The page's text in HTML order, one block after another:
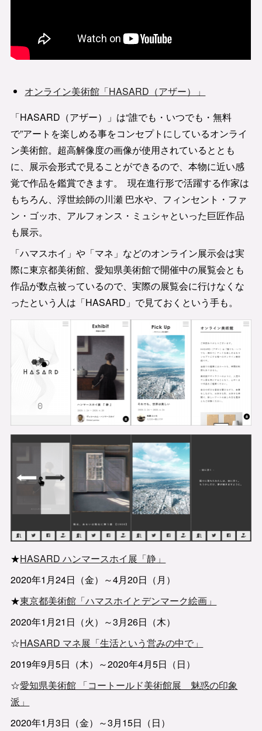
オンライン美術館「HASARD（アザー）」
「HASARD（アザー）」は“誰でも・いつでも・無料
で”アートを楽しめる事をコンセプトにしているオンライ
ン美術館。超高解像度の画像が使用されているととも
に、展示会形式で見ることができるので、本物に近い感
覚で作品を鑑賞できます。 現在進行形で活躍する作家は
もちろん、浮世絵師の川瀬 巴水や、フィンセント・ファ
ン・ゴッホ、アルフォンス・ミュシャといった巨匠作品
も展示。
「ハマスホイ」や「マネ」などのオンライン展示会は実
際に東京都美術館、愛知県美術館で開催中の展覧会とも
作品が数点被っているので、実際の展覧会に行けなくな
ったという人は「HASARD」で見ておくという手も。
★HASARD ハンマースホイ展「静」
2020年1月24日（金）～4月20日（月）
★東京都美術館「ハマスホイとデンマーク絵画」
2020年1月21日（火）～3月26日（木）
☆HASARD マネ展「生活という営みの中で」
2019年9月5日（木）～2020年4月5日（日）
☆愛知県美術館 「コートールド美術館展 魅惑の印象
派」
2020年1月3日（金）～3月15日（日）